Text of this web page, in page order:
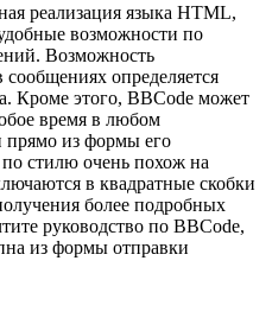
реализация языка HTML,
возможности по
Возможность
определяется
Кроме этого, BBCode может
время в любом
из формы его
стилю очень похож на
в квадратные скобки
более подробных
руководство по BBCode,
из формы отправки